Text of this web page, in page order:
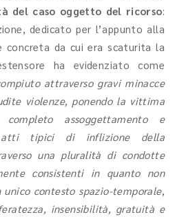
del caso oggetto del ricorso:
dedicato per l’appunto alla
concreta da cui era scaturita la
ha evidenziato come
attraverso gravi minacce
violenze, ponendo la vittima
assoggettamento e
atti tipici di inflizione della
una pluralità di condotte
consistenti in quanto non
contesto spazio-temporale,
insensibilità, gratuità e